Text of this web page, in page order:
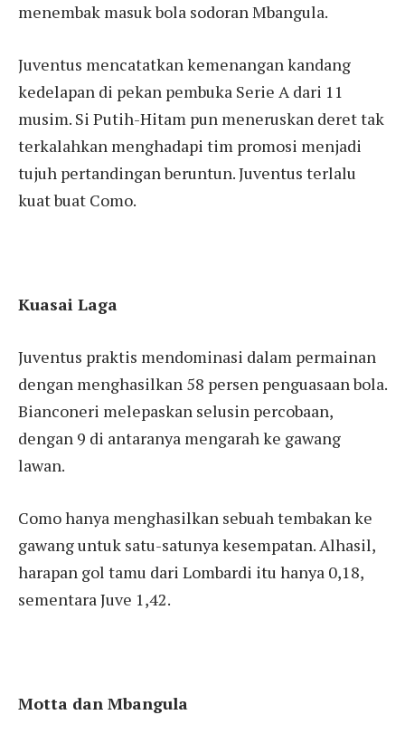
menembak masuk bola sodoran Mbangula.
Juventus mencatatkan kemenangan kandang
kedelapan di pekan pembuka Serie A dari 11
musim. Si Putih-Hitam pun meneruskan deret tak
terkalahkan menghadapi tim promosi menjadi
tujuh pertandingan beruntun. Juventus terlalu
kuat buat Como.
Kuasai Laga
Juventus praktis mendominasi dalam permainan
dengan menghasilkan 58 persen penguasaan bola.
Bianconeri melepaskan selusin percobaan,
dengan 9 di antaranya mengarah ke gawang
lawan.
Como hanya menghasilkan sebuah tembakan ke
gawang untuk satu-satunya kesempatan. Alhasil,
harapan gol tamu dari Lombardi itu hanya 0,18,
sementara Juve 1,42.
Motta dan Mbangula